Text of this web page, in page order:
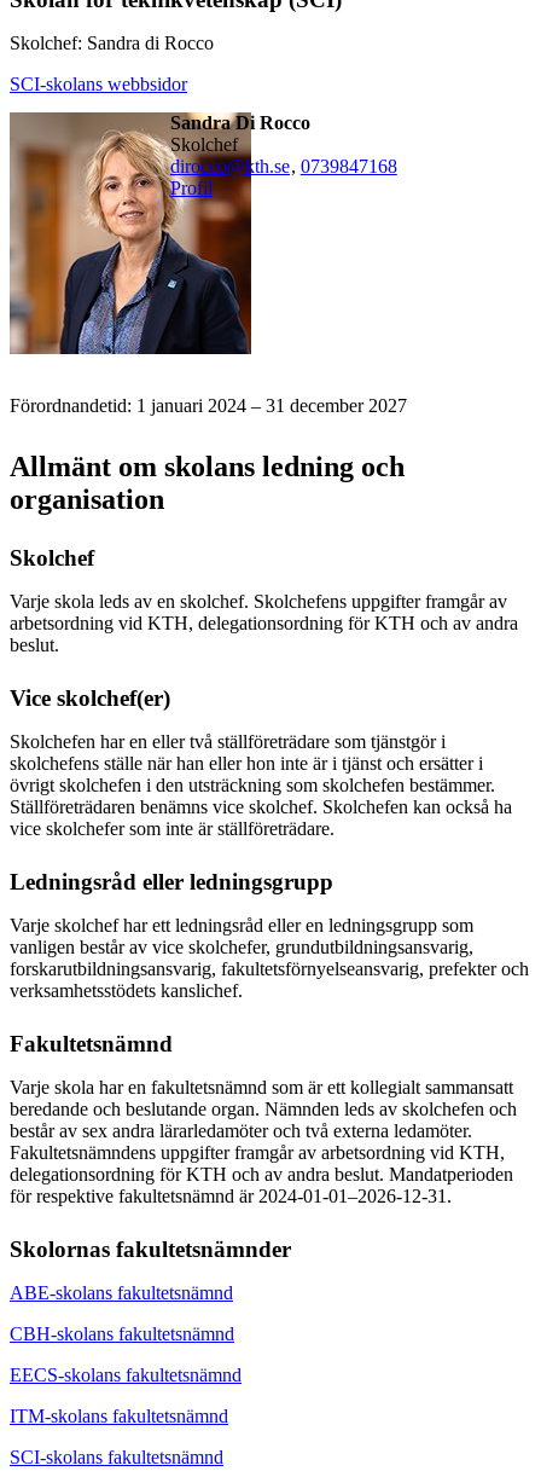
Skolchef: Sandra di Rocco
SCI-skolans webbsidor
Sandra Di Rocco
skolchef
dirocco@kth.se, 0739847168
Profil
Förordnandetid: 1 januari 2024 – 31 december 2027
Allmänt om skolans ledning och
organisation
Skolchef
Varje skola leds av en skolchef. Skolchefens uppgifter framgår av
arbetsordning vid KTH, delegationsordning för KTH och av andra
beslut.
Vice skolchef(er)
Skolchefen har en eller två ställföreträdare som tjänstgör i
skolchefens ställe när han eller hon inte är i tjänst och ersätter i
övrigt skolchefen i den utsträckning som skolchefen bestämmer.
Ställföreträdaren benämns vice skolchef. Skolchefen kan också ha
vice skolchefer som inte är ställföreträdare.
Ledningsråd eller ledningsgrupp
Varje skolchef har ett ledningsråd eller en ledningsgrupp som
vanligen består av vice skolchefer, grundutbildningsansvarig,
forskarutbildningsansvarig, fakultetsförnyelseansvarig, prefekter och
verksamhetsstödets kanslichef.
Fakultetsnämnd
Varje skola har en fakultetsnämnd som är ett kollegialt sammansatt
beredande och beslutande organ. Nämnden leds av skolchefen och
består av sex andra lärarledamöter och två externa ledamöter.
Fakultetsnämndens uppgifter framgår av arbetsordning vid KTH,
delegationsordning för KTH och av andra beslut. Mandatperioden
för respektive fakultetsnämnd är 2024-01-01–2026-12-31.
Skolornas fakultetsnämnder
ABE-skolans fakultetsnämnd
CBH-skolans fakultetsnämnd
EECS-skolans fakultetsnämnd
ITM-skolans fakultetsnämnd
SCI-skolans fakultetsnämnd